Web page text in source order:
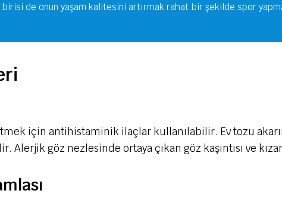
de onun yaşam kalitesini artırmak rahat bir şekilde spor
için antihistaminik ilaçlar kullanılabilir. Ev tozu
Alerjik göz nezlesinde ortaya çıkan göz kaşıntısı ve